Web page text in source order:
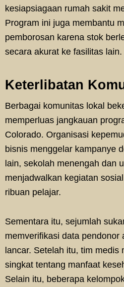
kesiapsiagaan rumah sakit
Program ini juga membantu
pemborosan karena stok
secara akurat ke fasilitas lain.
Keterlibatan
Berbagai komunitas lokal
memperluas jangkauan
Colorado. Organisasi
bisnis menggelar kampanye
lain, sekolah menengah dan
menjadwalkan kegiatan
ribuan pelajar.
Sementara itu, sejumlah
memverifikasi data pendonor
lancar. Setelah itu, tim medis
singkat tentang manfaat
Selain itu, beberapa